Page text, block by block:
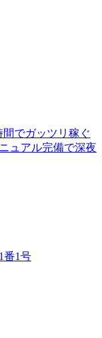
間でガッツリ稼ぐ
ュアル完備で深夜
番1号